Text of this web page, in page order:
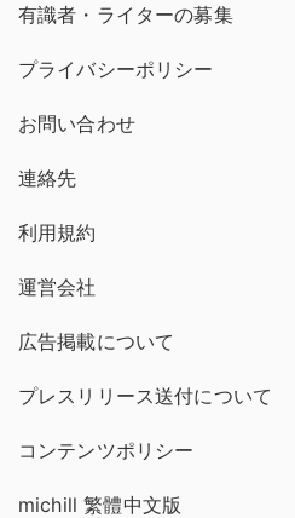
有識者・ライターの募集
プライバシーポリシー
お問い合わせ
連絡先
利用規約
運営会社
広告掲載について
プレスリリース送付について
コンテンツポリシー
michill 繁體中文版